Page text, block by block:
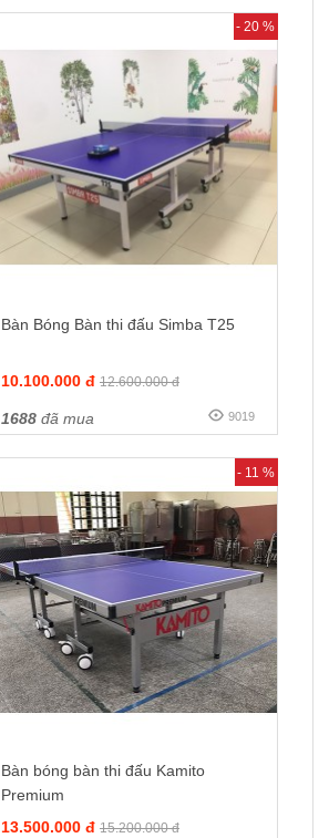
- 20 %
Bàn Bóng Bàn thi đấu Simba T25
10.100.000 đ 12.600.000 đ
1688đã mua 9019
- 11 %
Bàn bóng bàn thi đấu Kamito
Premium
13.500.000 đ 15.200.000 đ